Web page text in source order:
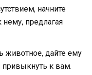
начните
нему, предлагая
животное, дайте ему
к вам.